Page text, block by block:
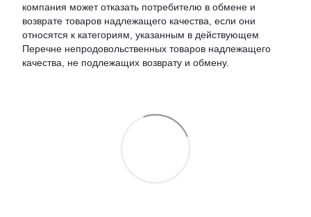
компания может отказать потребителю в обмене и
возврате товаров надлежащего качества, если они
относятся к категориям, указанным в действующем
Перечне непродовольственных товаров надлежащего
качества, не подлежащих возврату и обмену.